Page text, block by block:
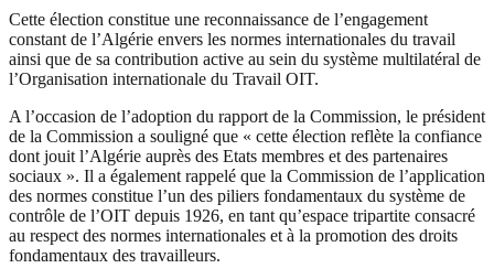
Cette élection constitue une reconnaissance de l’engagement
constant de l’Algérie envers les normes internationales du travail
ainsi que de sa contribution active au sein du système multilatéral de
l’Organisation internationale du Travail OIT.
A l’occasion de l’adoption du rapport de la Commission, le président
de la Commission a souligné que « cette élection reflète la confiance
dont jouit l’Algérie auprès des Etats membres et des partenaires
sociaux ». Il a également rappelé que la Commission de l’application
des normes constitue l’un des piliers fondamentaux du système de
contrôle de l’OIT depuis 1926, en tant qu’espace tripartite consacré
au respect des normes internationales et à la promotion des droits
fondamentaux des travailleurs.